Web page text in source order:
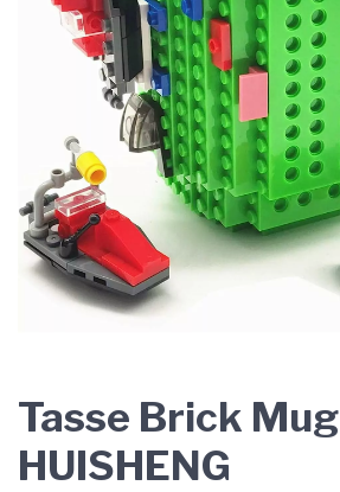
Tasse Brick Mug
HUISHENG